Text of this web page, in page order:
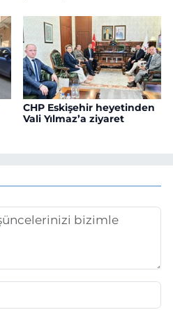
CHP Eskişehir heyetinden
Vali Yılmaz’a ziyaret